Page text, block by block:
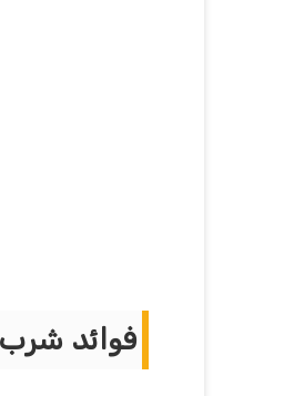
فوائد شرب